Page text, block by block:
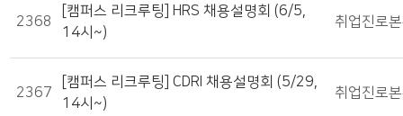
2368
[캠퍼스 리크루팅] HRS 채용설명회 (6/5,
14시~)
취업진로
2367
[캠퍼스 리크루팅] CDRI 채용설명회 (5/29,
14시~)
취업진로